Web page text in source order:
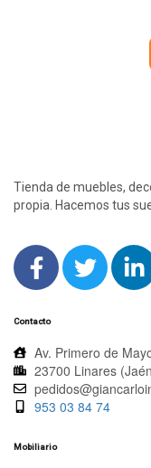
Tienda de muebles,
propia. Hacemos tus
Contacto
Av. Primero de
23700 Linares
953 03 84 74
Mobiliario